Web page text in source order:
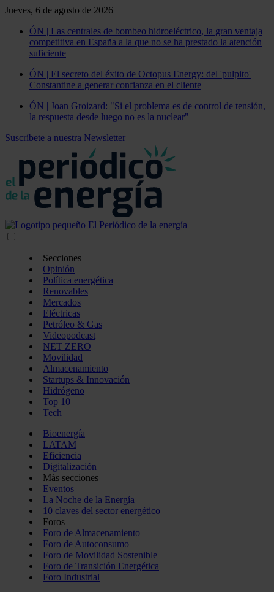
Jueves, 6 de agosto de 2026
ÓN | Las centrales de bombeo hidroeléctrico, la gran ventaja
competitiva en España a la que no se ha prestado la atención
suficiente
ÓN | El secreto del éxito de Octopus Energy: del 'pulpito'
Constantine a generar confianza en el cliente
ÓN | Joan Groizard: "Si el problema es de control de tensión,
la respuesta desde luego no es la nuclear"
Suscríbete a nuestra Newsletter
Secciones
Opinión
Política energética
Renovables
Mercados
Eléctricas
Petróleo & Gas
Videopodcast
NET ZERO
Movilidad
Almacenamiento
Startups & Innovación
Hidrógeno
Top 10
Tech
Bioenergía
LATAM
Eficiencia
Digitalización
Más secciones
Eventos
La Noche de la Energía
10 claves del sector energético
Foros
Foro de Almacenamiento
Foro de Autoconsumo
Foro de Movilidad Sostenible
Foro de Transición Energética
Foro Industrial